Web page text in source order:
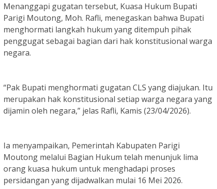
Menanggapi gugatan tersebut, Kuasa Hukum Bupati
Parigi Moutong, Moh. Rafli, menegaskan bahwa Bupati
menghormati langkah hukum yang ditempuh pihak
penggugat sebagai bagian dari hak konstitusional warga
negara.
“Pak Bupati menghormati gugatan CLS yang diajukan. Itu
merupakan hak konstitusional setiap warga negara yang
dijamin oleh negara,” jelas Rafli, Kamis (23/04/2026).
Ia menyampaikan, Pemerintah Kabupaten Parigi
Moutong melalui Bagian Hukum telah menunjuk lima
orang kuasa hukum untuk menghadapi proses
persidangan yang dijadwalkan mulai 16 Mei 2026.